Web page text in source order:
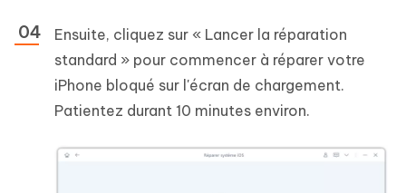
Ensuite, cliquez sur « Lancer la réparation
standard » pour commencer à réparer votre
iPhone bloqué sur l'écran de chargement.
Patientez durant 10 minutes environ.